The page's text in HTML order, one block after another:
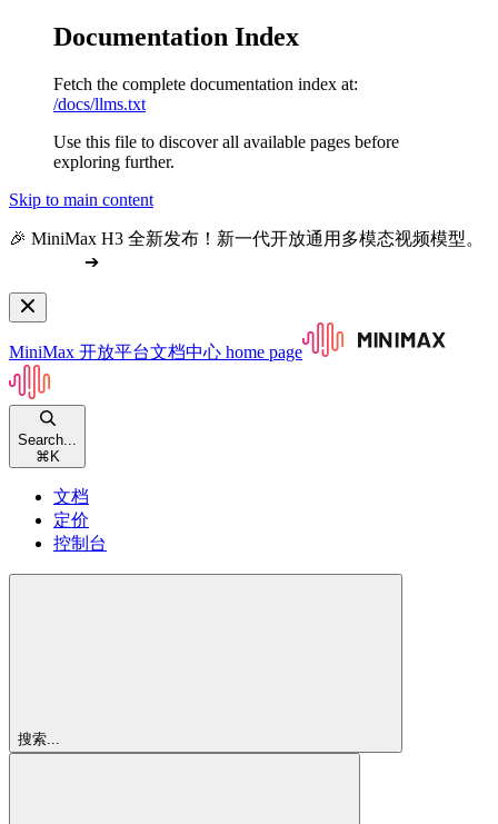
Documentation Index
Fetch the complete documentation index at:
/docs/llms.txt
Use this file to discover all available pages before
exploring further.
Skip to main content
🎉 MiniMax H3 全新发布！新一代开放通用多模态视频模型。
➔
MiniMax 开放平台文档中心 home page
Search...
⌘ K
文档
定价
控制台
搜索...